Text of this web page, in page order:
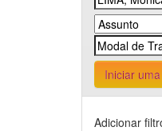
Iniciar
Adicionar